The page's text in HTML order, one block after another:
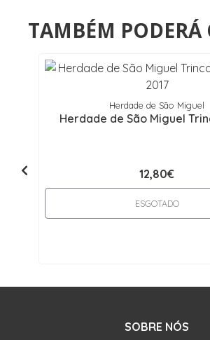
TAMBÉM PODERÁ
Herdade de São Miguel
Herdade de São Miguel
12,80€
ESGOTADO
SOBRE NÓS